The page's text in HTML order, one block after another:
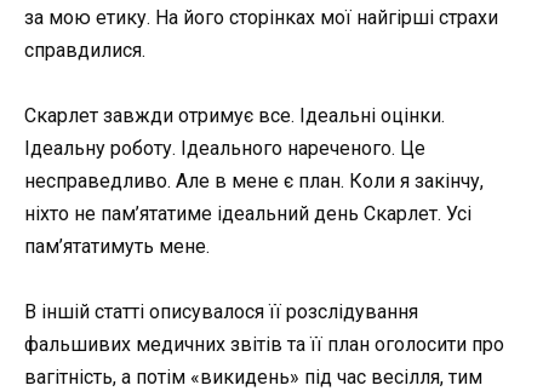
за мою етику. На його сторінках мої найгірші страхи
справдилися.
Скарлет завжди отримує все. Ідеальні оцінки.
Ідеальну роботу. Ідеального нареченого. Це
несправедливо. Але в мене є план. Коли я закінчу,
ніхто не пам’ятатиме ідеальний день Скарлет. Усі
пам’ятатимуть мене.
В іншій статті описувалося її розслідування
фальшивих медичних звітів та її план оголосити про
вагітність, а потім «викидень» під час весілля, тим